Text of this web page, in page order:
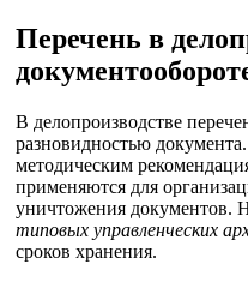
Перечень в
В делопроизводстве
разновидностью
методическим
применяются для
уничтожения документов.
типовых управленческих
сроков хранения.